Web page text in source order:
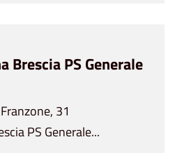
Brescia PS Generale
31
PS Generale...